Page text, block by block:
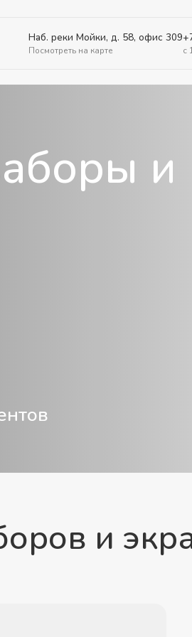
Наб. реки Мойки, д. 58, офис 309
Посмотреть на карте c
и
и